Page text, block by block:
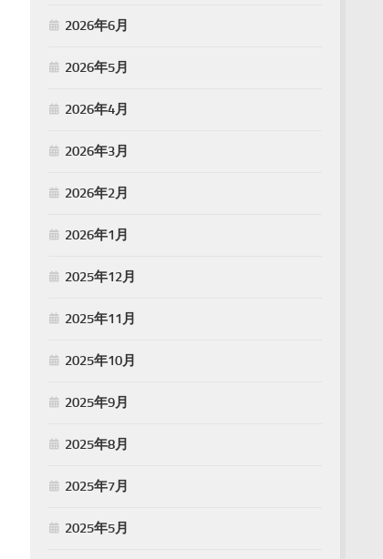
2026年6月
2026年5月
2026年4月
2026年3月
2026年2月
2026年1月
2025年12月
2025年11月
2025年10月
2025年9月
2025年8月
2025年7月
2025年5月